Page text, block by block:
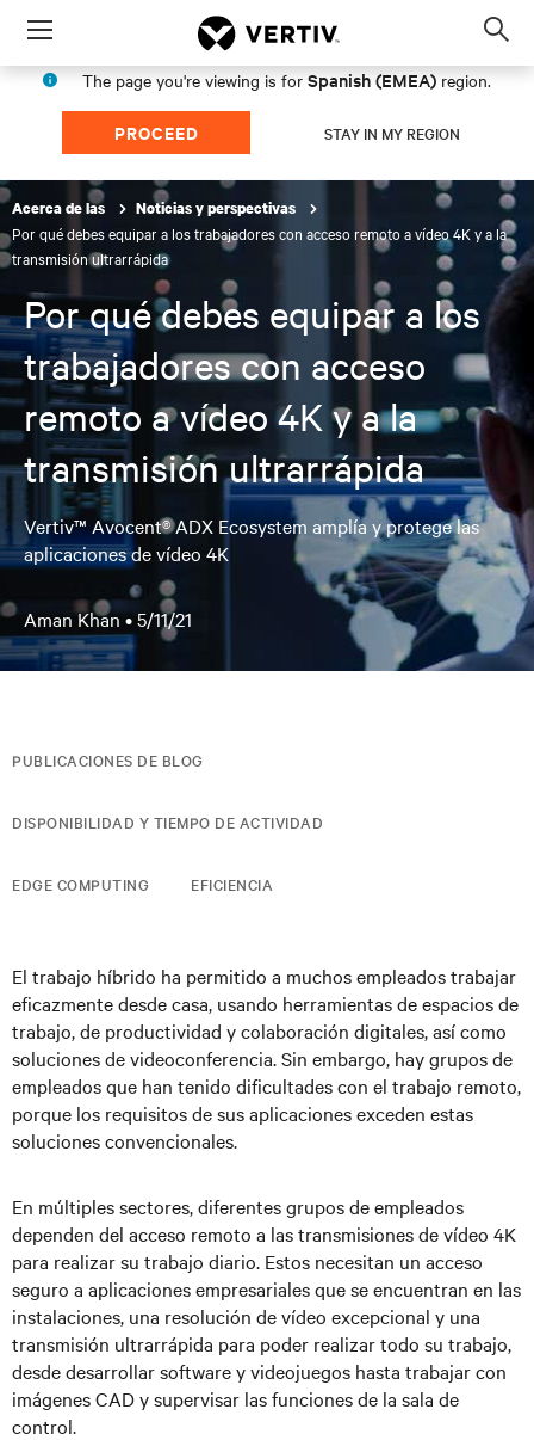
Menu
The page you're viewing is for Spanish (EMEA) region.
PROCEED STAY IN MY REGION
Acerca de las Noticias y perspectivas
Por qué debes equipar a los trabajadores con acceso remoto a vídeo 4K y a la
transmisión ultrarrápida
Por qué debes equipar a los
trabajadores con acceso
remoto a vídeo 4K y a la
transmisión ultrarrápida
Vertiv™ Avocent® ADX Ecosystem amplía y protege las
aplicaciones de vídeo 4K
Aman Khan •5/11/21
PUBLICACIONES DE BLOG
DISPONIBILIDAD Y TIEMPO DE ACTIVIDAD
EDGE COMPUTING EFICIENCIA
El trabajo híbrido ha permitido a muchos empleados trabajar
eficazmente desde casa, usando herramientas de espacios de
trabajo, de productividad y colaboración digitales, así como
soluciones de videoconferencia. Sin embargo, hay grupos de
empleados que han tenido dificultades con el trabajo remoto,
porque los requisitos de sus aplicaciones exceden estas
soluciones convencionales.
En múltiples sectores, diferentes grupos de empleados
dependen del acceso remoto a las transmisiones de vídeo 4K
para realizar su trabajo diario. Estos necesitan un acceso
seguro a aplicaciones empresariales que se encuentran en las
instalaciones, una resolución de vídeo excepcional y una
transmisión ultrarrápida para poder realizar todo su trabajo,
desde desarrollar software y videojuegos hasta trabajar con
imágenes CAD y supervisar las funciones de la sala de
control.